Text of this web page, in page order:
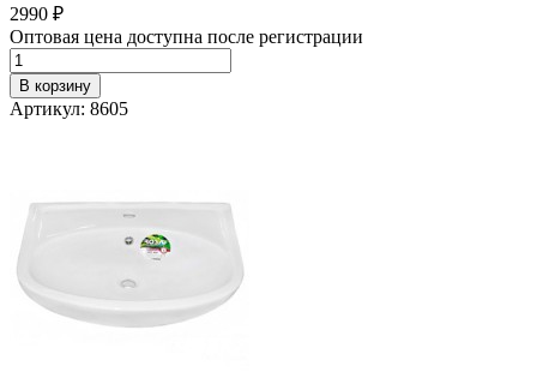
2990 ₽
Оптовая цена доступна после регистрации
В корзину
Артикул: 8605